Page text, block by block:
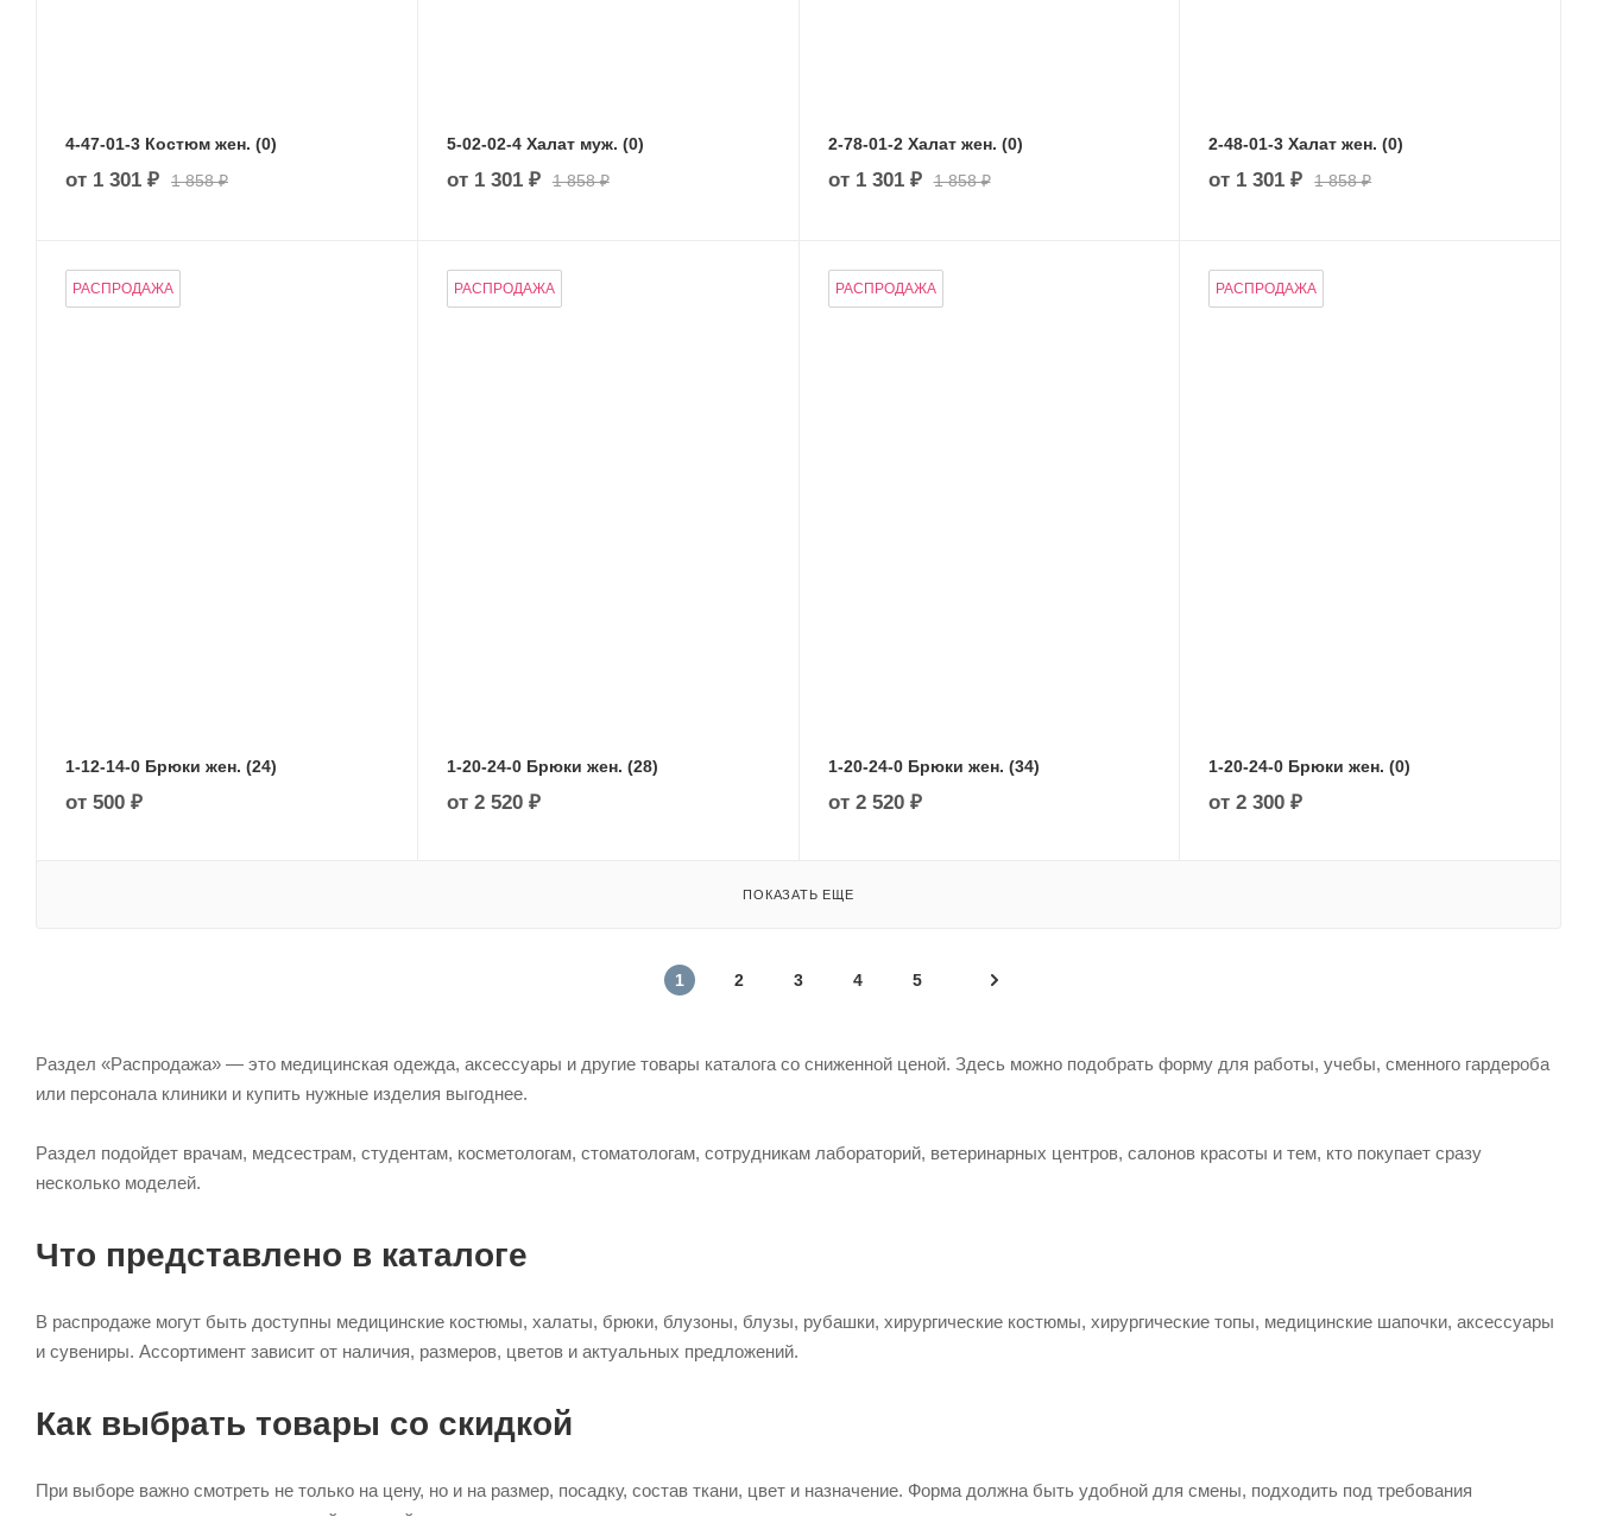
4-47-01-3 Костюм жен. (0)
от 1 301 ₽ 1 858 ₽
5-02-02-4 Халат муж. (0)
от 1 301 ₽ 1 858 ₽
2-78-01-2 Халат жен. (0)
от 1 301 ₽ 1 858 ₽
2-48-01-3 Халат жен. (0)
от 1 301 ₽ 1 858 ₽
РАСПРОДАЖА
1-12-14-0 Брюки жен. (24)
от 500 ₽
РАСПРОДАЖА
1-20-24-0 Брюки жен. (28)
от 2 520 ₽
РАСПРОДАЖА
1-20-24-0 Брюки жен. (34)
от 2 520 ₽
РАСПРОДАЖА
1-20-24-0 Брюки жен. (0)
от2 300 ₽
ПОКАЗАТЬ ЕЩЕ
1 2 3 4 5
Раздел «Распродажа» — это медицинская одежда, аксессуары и другие товары каталога со сниженной ценой. Здесь можно подобрать форму для работы, учебы, сменного гардероба
или персонала клиники и купить нужные изделия выгоднее.
Раздел подойдет врачам, медсестрам, студентам, косметологам, стоматологам, сотрудникам лабораторий, ветеринарных центров, салонов красоты и тем, кто покупает сразу
несколько моделей.
Что представлено в каталоге
В распродаже могут быть доступны медицинские костюмы, халаты, брюки, блузоны, блузы, рубашки, хирургические костюмы, хирургические топы, медицинские шапочки, аксессуары
и сувениры. Ассортимент зависит от наличия, размеров, цветов и актуальных предложений.
Как выбрать товары со скидкой
При выборе важно смотреть не только на цену, но и на размер, посадку, состав ткани, цвет и назначение. Форма должна быть удобной для смены, подходить под требования